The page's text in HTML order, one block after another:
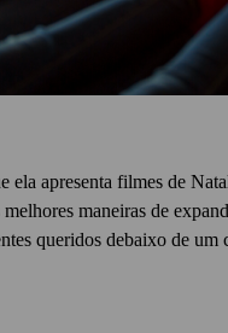
ela apresenta filmes de
maneiras de
queridos debaixo de